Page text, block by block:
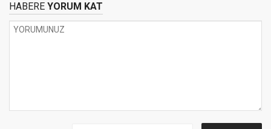
HABERE YORUM KAT